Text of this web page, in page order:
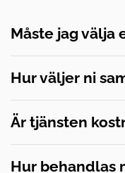
Måste jag välja
Hur väljer ni
Är tjänsten
Hur behandlas